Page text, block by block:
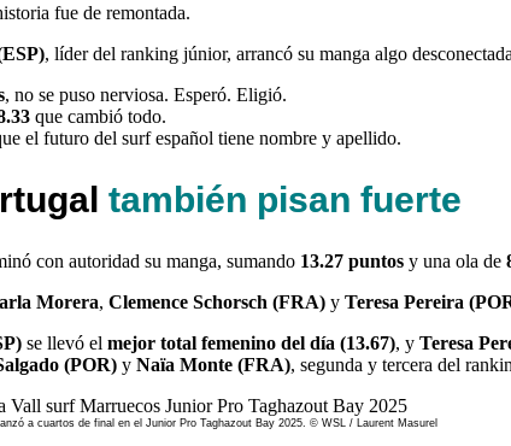
fue de remontada.
, líder del ranking júnior, arrancó su manga algo
, no se puso nerviosa. Esperó. Eligió.
que cambió todo.
el futuro del surf español tiene nombre y apellido.
también pisan fuerte
con autoridad su manga, sumando 13.27 puntos y una ola de
Morera, Clemence Schorsch (FRA) y Teresa Pereira
se llevó el mejor total femenino del día (13.67), y Teresa
(POR) y Naïa Monte (FRA), segunda y tercera del
a cuartos de final en el Junior Pro Taghazout Bay 2025. © WSL / Laurent Masurel